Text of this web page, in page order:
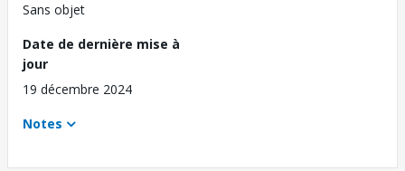
Sans objet
Date de dernière mise à
jour
19 décembre 2024
Notes